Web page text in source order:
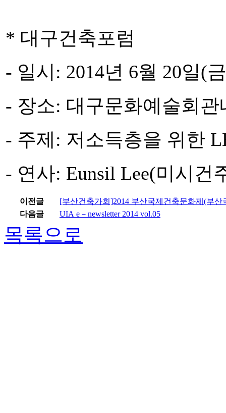
* 대구건축포럼
- 일시: 2014년 6월 20일(
- 장소: 대구문화예술회관
- 주제: 저소득층을 위한
- 연사: Eunsil Lee(미시건
이전글
[부산건축가회]2014 부산국제건축문화제(부
다음글
UIA e－newsletter 2014 vol.05
목록으로